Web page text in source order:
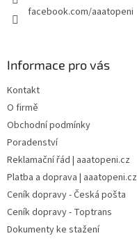
facebook.com/aaatopeni
Informace pro vás
Kontakt
O firmě
Obchodní podmínky
Poradenství
Reklamační řád | aaatopeni.cz
Platba a doprava | aaatopeni.cz
Ceník dopravy - Česká pošta
Ceník dopravy - Toptrans
Dokumenty ke stažení